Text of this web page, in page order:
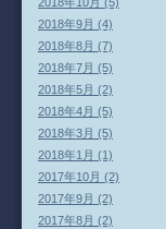
2018年9月 (4)
2018年8月 (7)
2018年7月 (5)
2018年5月 (2)
2018年4月 (5)
2018年3月 (5)
2018年1月 (1)
2017年10月 (2)
2017年9月 (2)
2017年8月 (2)